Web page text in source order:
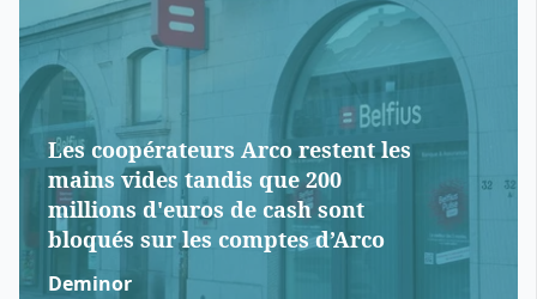
Les coopérateurs Arco restent les
mains vides tandis que 200
millions d'euros de cash sont
bloqués sur les comptes d’Arco
Deminor